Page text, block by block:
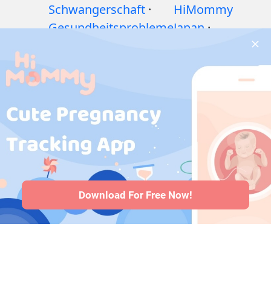
Schwangerschaft ·
Gesundheitsprobleme
Medikamente
während der
Schwangerschaft·
Gesundheitsprobleme
bei Babys·Artikel ·
Redaktionelle
Richtlinie
HiMommy
Japan·
Korea
Download For Free Now!